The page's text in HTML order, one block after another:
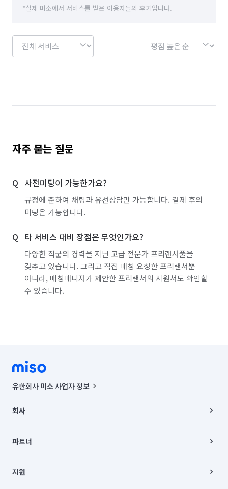
*실제 미소에서 서비스를 받은 이용자들의 후기입니다.
자주 묻는 질문
사전미팅이 가능한가요?
규정에 준하여 채팅과 유선상담만 가능합니다. 결제 후의
미팅은 가능합니다.
타 서비스 대비 장점은 무엇인가요?
다양한 직군의 경력을 지닌 고급 전문가 프리랜서풀을
갖추고 있습니다. 그리고 직접 매칭 요청한 프리랜서뿐
아니라, 매칭매니저가 제안한 프리랜서의 지원서도 확인할
수 있습니다.
유한회사 미소 사업자 정보
00019 |
주소 | 본사: 서울특별시 종로구 율곡로 6(중학동, 트윈트리빌딩) B동 5층
컨택센터 : 서울특별시 종로구 수송동 율곡로 24, 7층, 8층 미소
상품, 상품정보, 거래에 관한 의무와 책임은 거래당사자에게 있습니다.
언론 보도 관련 문의:
회사
채용
파트너
이사
지원